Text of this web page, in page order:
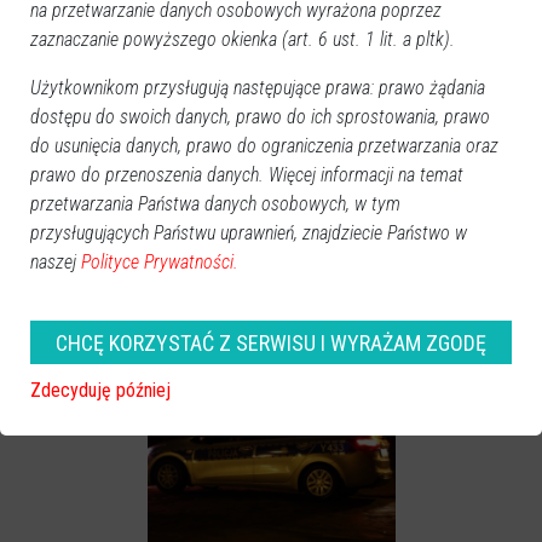
Zobacz również
Trzech mężczyzn
poszukiwanych listami
gończymi
Ostrołęcka policja poszukuje
sprawców parkingowych
stłuczek
na przetwarzanie danych osobowych wyrażona poprzez
zaznaczanie powyższego okienka (art. 6 ust. 1 lit. a pltk).
Użytkownikom przysługują następujące prawa: prawo żądania
dostępu do swoich danych, prawo do ich sprostowania, prawo
do usunięcia danych, prawo do ograniczenia przetwarzania oraz
prawo do przenoszenia danych. Więcej informacji na temat
przetwarzania Państwa danych osobowych, w tym
przysługujących Państwu uprawnień, znajdziecie Państwo w
naszej Polityce Prywatności.
CHCĘ KORZYSTAĆ Z SERWISU I WYRAŻAM ZGODĘ
Zdecyduję później